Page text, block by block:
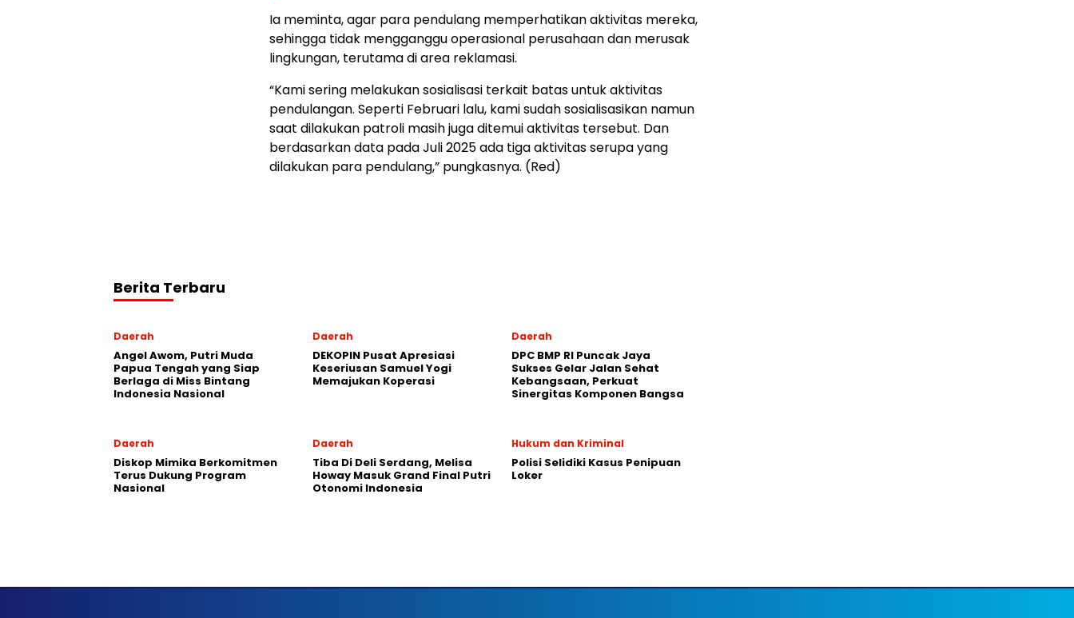
Ia meminta, agar para pendulang memperhatikan aktivitas mereka,
sehingga tidak mengganggu operasional perusahaan dan merusak
lingkungan, terutama di area reklamasi.
“Kami sering melakukan sosialisasi terkait batas untuk aktivitas
pendulangan. Seperti Februari lalu, kami sudah sosialisasikan namun
saat dilakukan patroli masih juga ditemui aktivitas tersebut. Dan
berdasarkan data pada Juli 2025 ada tiga aktivitas serupa yang
dilakukan para pendulang,” pungkasnya. (Red)
Berita Terbaru
Daerah
Angel Awom, Putri Muda
Papua Tengah yang Siap
Berlaga di Miss Bintang
Indonesia Nasional
Daerah
DEKOPIN Pusat Apresiasi
Keseriusan Samuel Yogi
Memajukan Koperasi
Daerah
DPC BMP RI Puncak Jaya
Sukses Gelar Jalan Sehat
Kebangsaan, Perkuat
Sinergitas Komponen Bangsa
Daerah
Diskop Mimika Berkomitmen
Terus Dukung Program
Nasional
Daerah
Tiba Di Deli Serdang, Melisa
Howay Masuk Grand Final Putri
Otonomi Indonesia
Hukum dan Kriminal
Polisi Selidiki Kasus Penipuan
Loker